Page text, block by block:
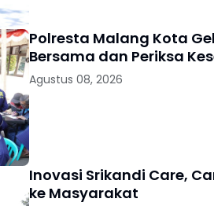
Polresta Malang Kota
Bersama dan Periksa
Agustus 08, 2026
Inovasi Srikandi Care,
ke Masyarakat